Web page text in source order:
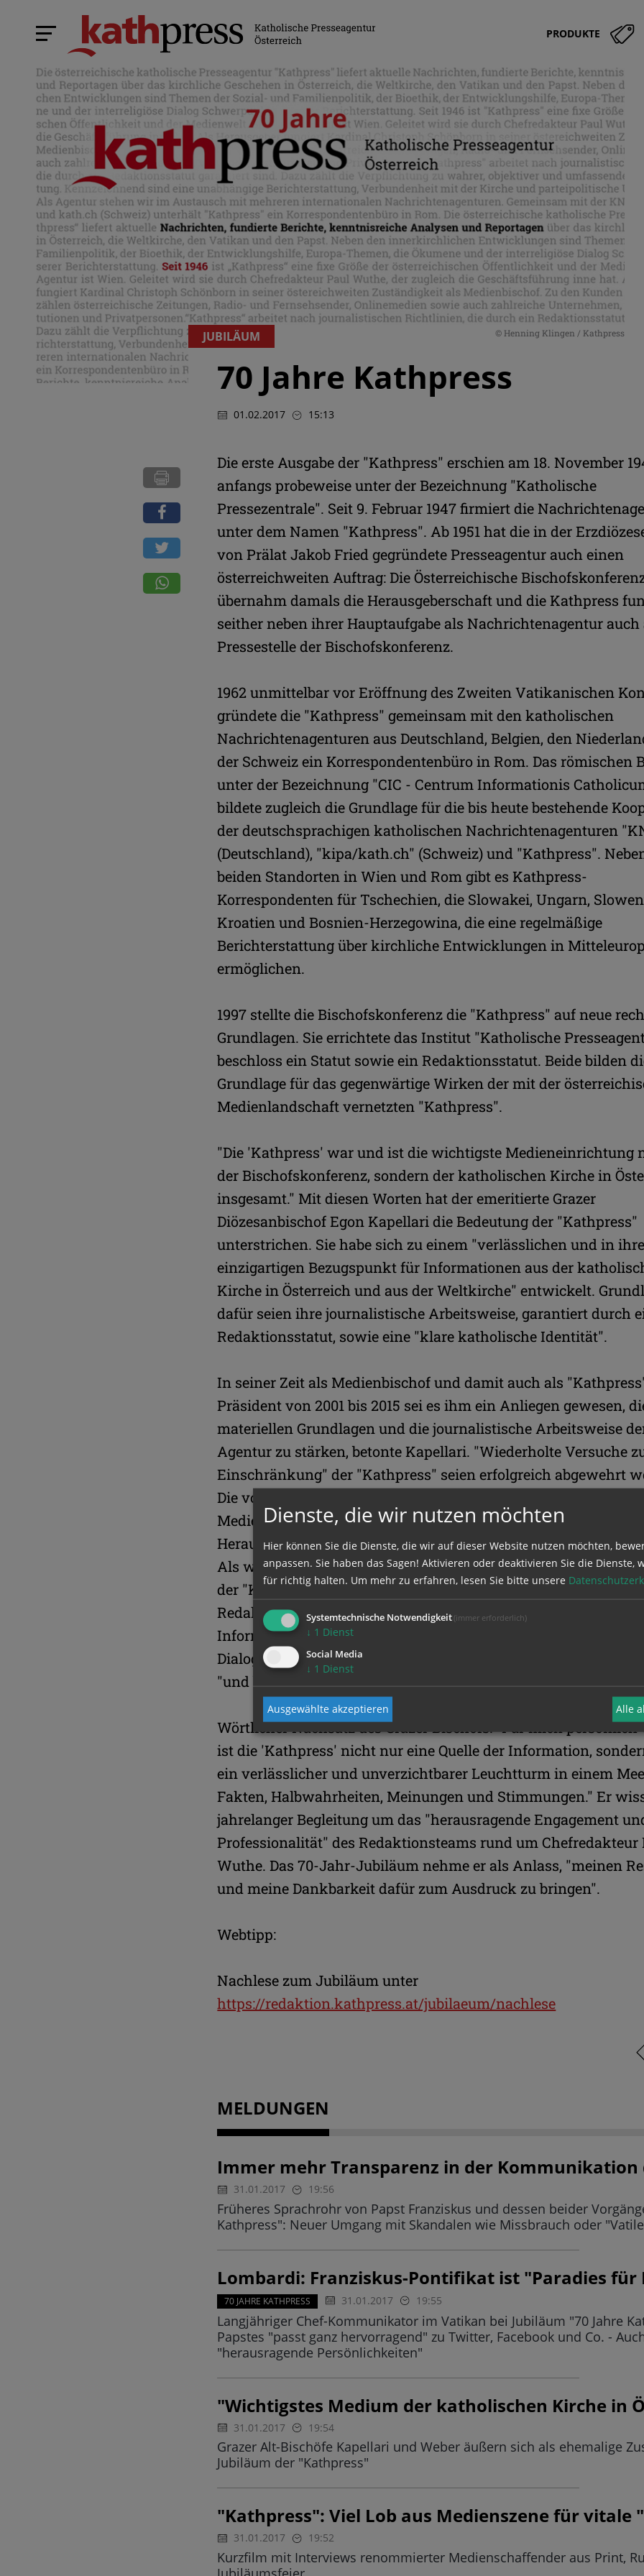
PRODUKTE
JUBILÄUM © Henning Klingen / Kathpress
70 Jahre Kathpress
01.02.2017 15:13
Die erste Ausgabe der "Kathpress" erschien am 18. November
anfangs probeweise unter der Bezeichnung "Katholische
Pressezentrale". Seit 9. Februar 1947 firmiert die
unter dem Namen "Kathpress". Ab 1951 hat die in der
von Prälat Jakob Fried gegründete Presseagentur auch einen
österreichweiten Auftrag: Die Österreichische
übernahm damals die Herausgeberschaft und die Kathpress
seither neben ihrer Hauptaufgabe als Nachrichtenagentur auch
Pressestelle der Bischofskonferenz.
1962 unmittelbar vor Eröffnung des Zweiten Vatikanischen
gründete die "Kathpress" gemeinsam mit den katholischen
Nachrichtenagenturen aus Deutschland, Belgien, den
der Schweiz ein Korrespondentenbüro in Rom. Das römischen
unter der Bezeichnung "CIC - Centrum Informationis
bildete zugleich die Grundlage für die bis heute bestehende
der deutschsprachigen katholischen Nachrichtenagenturen
(Deutschland), "kipa/kath.ch" (Schweiz) und "Kathpress".
beiden Standorten in Wien und Rom gibt es Kathpress-
Korrespondenten für Tschechien, die Slowakei, Ungarn,
Kroatien und Bosnien-Herzegowina, die eine regelmäßige
Berichterstattung über kirchliche Entwicklungen in
ermöglichen.
1997 stellte die Bischofskonferenz die "Kathpress" auf neue
Grundlagen. Sie errichtete das Institut "Katholische
beschloss ein Statut sowie ein Redaktionsstatut. Beide bilden
Grundlage für das gegenwärtige Wirken der mit der
Medienlandschaft vernetzten "Kathpress".
"Die 'Kathpress' war und ist die wichtigste Medieneinrichtung
der Bischofskonferenz, sondern der katholischen Kirche in
insgesamt." Mit diesen Worten hat der emeritierte Grazer
Diözesanbischof Egon Kapellari die Bedeutung der "Kathpress"
unterstrichen. Sie habe sich zu einem "verlässlichen und in
einzigartigen Bezugspunkt für Informationen aus der
Kirche in Österreich und aus der Weltkirche" entwickelt.
dafür seien ihre journalistische Arbeitsweise, garantiert durch
Redaktionsstatut, sowie eine "klare katholische Identität".
In seiner Zeit als Medienbischof und damit auch als
Präsident von 2001 bis 2015 sei es ihm ein Anliegen gewesen,
materiellen Grundlagen und die journalistische Arbeitsweise
Agentur zu stärken, betonte Kapellari. "Wiederholte Versuche
Einschränkung" der "Kathpress" seien erfolgreich abgewehrt
Die voranschreitende Digitalisierung und die Umbrüche in
Medienlandschaft und -nutzung waren aus der Sicht des
Herausforderungen, der es mit Professionalisierung zu
Als wichtigen Schritt dazu nannte er die Entscheidung, einen
der "Kathpress"-Berichte im Internet zugänglich zu machen.
Redaktion leiste damit nicht nur einen Dienst an der
Informationsgesellschaft, wies Kapellari hin. Sie ermögliche
Dialog in Kirche und Gesellschaft auf Basis verlässlicher
"und bietet zugleich Orientierung in der täglichen
Wörtlicher Nachsatz des Grazer Bischofs: "Für mich
ist die 'Kathpress' nicht nur eine Quelle der Information,
ein verlässlicher und unverzichtbarer Leuchtturm in einem
Fakten, Halbwahrheiten, Meinungen und Stimmungen." Er
jahrelanger Begleitung um das "herausragende Engagement
Professionalität" des Redaktionsteams rund um Chefredakteur
Wuthe. Das 70-Jahr-Jubiläum nehme er als Anlass, "meinen
und meine Dankbarkeit dafür zum Ausdruck zu bringen".
Webtipp:
Nachlese zum Jubiläum unter
https://redaktion.kathpress.at/jubilaeum/nachlese
Statement beim Festakt "70 Jahre
ÖBK-Generalsekretär
Weihbischof Stefan
(Wien), Bischof Manfred
(Linz), Bischof Wilhelm
(Graz), Bi
Zustimmung erforderlich!
Bitte akzeptieren Sie
und
laden Sie die Seite neu, um diesen Inhalt
Zustimmung
und
laden Sie die Seite neu
MELDUNGEN
Immer mehr Transparenz in der Kommunikation
31.01.2017 19:56
Früheres Sprachrohr von Papst Franziskus und dessen beider
Kathpress": Neuer Umgang mit Skandalen wie Missbrauch oder
Lombardi: Franziskus-Pontifikat ist "Paradies für
70 JAHRE KATHPRESS 31.01.2017 19:55
Langjähriger Chef-Kommunikator im Vatikan bei Jubiläum "70 Jahre
Papstes "passt ganz hervorragend" zu Twitter, Facebook und Co. -
"herausragende Persönlichkeiten"
"Wichtigstes Medium der katholischen Kirche in
31.01.2017 19:54
Grazer Alt-Bischöfe Kapellari und Weber äußern sich als ehemalige
Jubiläum der "Kathpress"
"Kathpress": Viel Lob aus Medienszene für vitale
31.01.2017 19:52
Kurzfilm mit Interviews renommierter Medienschaffender aus Print,
Dienste, die wir nutzen möchten
Hier können Sie die Dienste, die wir auf dieser Website nutzen möchten,
anpassen. Sie haben das Sagen! Aktivieren oder deaktivieren Sie die Dienste,
für richtig halten. Um mehr zu erfahren, lesen Sie bitte unsere
Systemtechnische Notwendigkeit (immer erforderlich)
↓ 1 Dienst
Social Media
↓ 1 Dienst
Ausgewählte akzeptieren Alle